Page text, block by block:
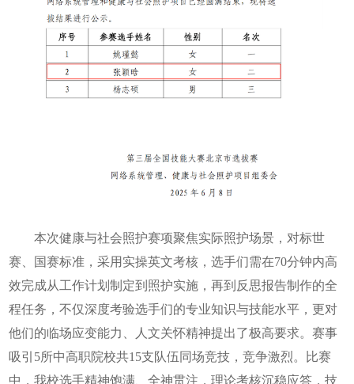
本次健康与社会照护赛项聚焦实际照护场景，对标世
赛、国赛标准，采用实操英文考核，选手们需在70分钟内高
效完成从工作计划制定到照护实施，再到反思报告制作的全
程任务，不仅深度考验选手们的专业知识与技能水平，更对
他们的临场应变能力、人文关怀精神提出了极高要求。赛事
吸引5所中高职院校共15支队伍同场竞技，竞争激烈。比赛
中，我校选手精神饱满、全神贯注，理论考核沉稳应答，技